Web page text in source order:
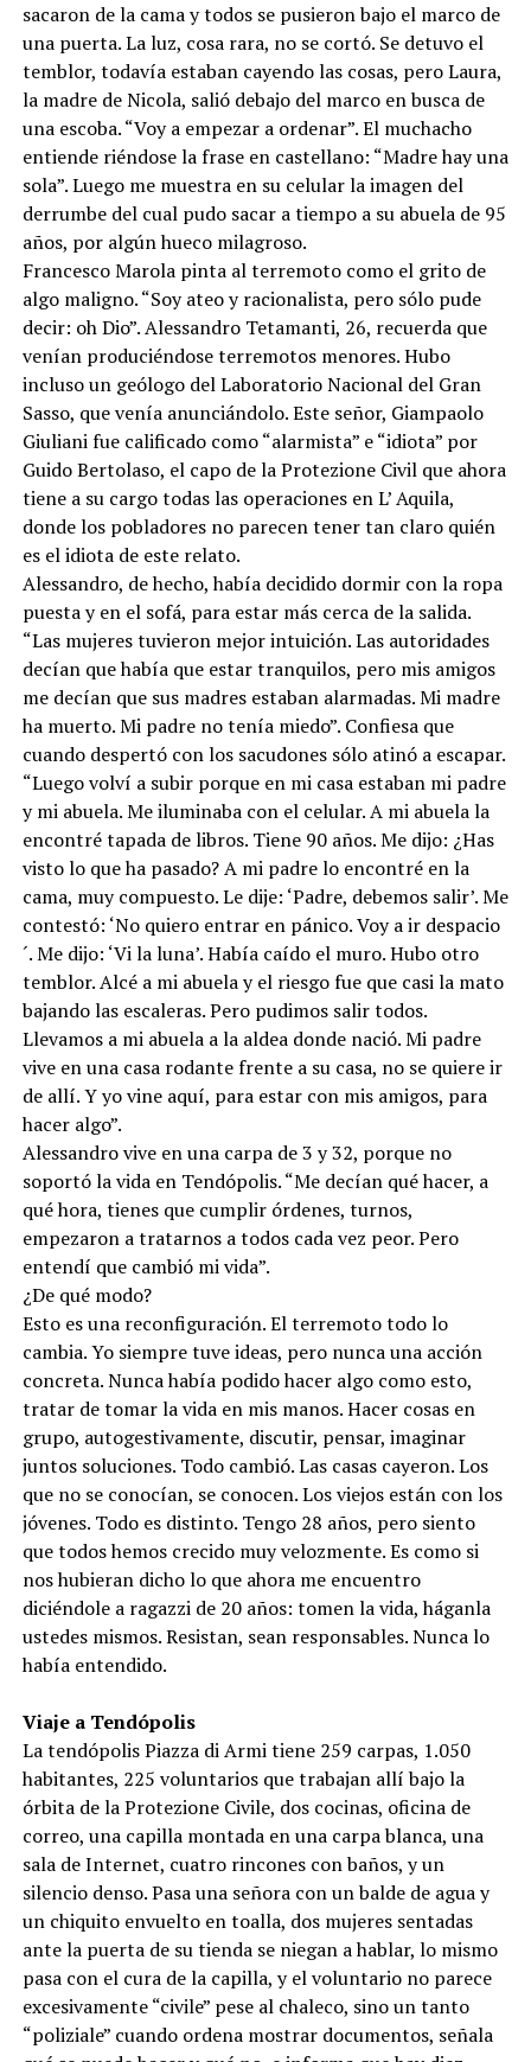
sacaron de la cama y todos se pusieron bajo el marco de
una puerta. La luz, cosa rara, no se cortó. Se detuvo el
temblor, todavía estaban cayendo las cosas, pero Laura,
la madre de Nicola, salió debajo del marco en busca de
una escoba. “Voy a empezar a ordenar”. El muchacho
entiende riéndose la frase en castellano: “Madre hay una
sola”. Luego me muestra en su celular la imagen del
derrumbe del cual pudo sacar a tiempo a su abuela de 95
años, por algún hueco milagroso.
Francesco Marola pinta al terremoto como el grito de
algo maligno. “Soy ateo y racionalista, pero sólo pude
decir: oh Dio”. Alessandro Tetamanti, 26, recuerda que
venían produciéndose terremotos menores. Hubo
incluso un geólogo del Laboratorio Nacional del Gran
Sasso, que venía anunciándolo. Este señor, Giampaolo
Giuliani fue calificado como “alarmista” e “idiota” por
Guido Bertolaso, el capo de la Protezione Civil que ahora
tiene a su cargo todas las operaciones en L’ Aquila,
donde los pobladores no parecen tener tan claro quién
es el idiota de este relato.
Alessandro, de hecho, había decidido dormir con la ropa
puesta y en el sofá, para estar más cerca de la salida.
“Las mujeres tuvieron mejor intuición. Las autoridades
decían que había que estar tranquilos, pero mis amigos
me decían que sus madres estaban alarmadas. Mi madre
ha muerto. Mi padre no tenía miedo”. Confiesa que
cuando despertó con los sacudones sólo atinó a escapar.
“Luego volví a subir porque en mi casa estaban mi padre
y mi abuela. Me iluminaba con el celular. A mi abuela la
encontré tapada de libros. Tiene 90 años. Me dijo: ¿Has
visto lo que ha pasado? A mi padre lo encontré en la
cama, muy compuesto. Le dije: ‘Padre, debemos salir’. Me
contestó: ‘No quiero entrar en pánico. Voy a ir despacio
´. Me dijo: ‘Vi la luna’. Había caído el muro. Hubo otro
temblor. Alcé a mi abuela y el riesgo fue que casi la mato
bajando las escaleras. Pero pudimos salir todos.
Llevamos a mi abuela a la aldea donde nació. Mi padre
vive en una casa rodante frente a su casa, no se quiere ir
de allí. Y yo vine aquí, para estar con mis amigos, para
hacer algo”.
Alessandro vive en una carpa de 3 y 32, porque no
soportó la vida en Tendópolis. “Me decían qué hacer, a
qué hora, tienes que cumplir órdenes, turnos,
empezaron a tratarnos a todos cada vez peor. Pero
entendí que cambió mi vida”.
¿De qué modo?
Esto es una reconfiguración. El terremoto todo lo
cambia. Yo siempre tuve ideas, pero nunca una acción
concreta. Nunca había podido hacer algo como esto,
tratar de tomar la vida en mis manos. Hacer cosas en
grupo, autogestivamente, discutir, pensar, imaginar
juntos soluciones. Todo cambió. Las casas cayeron. Los
que no se conocían, se conocen. Los viejos están con los
jóvenes. Todo es distinto. Tengo 28 años, pero siento
que todos hemos crecido muy velozmente. Es como si
nos hubieran dicho lo que ahora me encuentro
diciéndole a ragazzi de 20 años: tomen la vida, háganla
ustedes mismos. Resistan, sean responsables. Nunca lo
había entendido.
Viaje a Tendópolis
La tendópolis Piazza di Armi tiene 259 carpas, 1.050
habitantes, 225 voluntarios que trabajan allí bajo la
órbita de la Protezione Civile, dos cocinas, oficina de
correo, una capilla montada en una carpa blanca, una
sala de Internet, cuatro rincones con baños, y un
silencio denso. Pasa una señora con un balde de agua y
un chiquito envuelto en toalla, dos mujeres sentadas
ante la puerta de su tienda se niegan a hablar, lo mismo
pasa con el cura de la capilla, y el voluntario no parece
excesivamente “civile” pese al chaleco, sino un tanto
“poliziale” cuando ordena mostrar documentos, señala